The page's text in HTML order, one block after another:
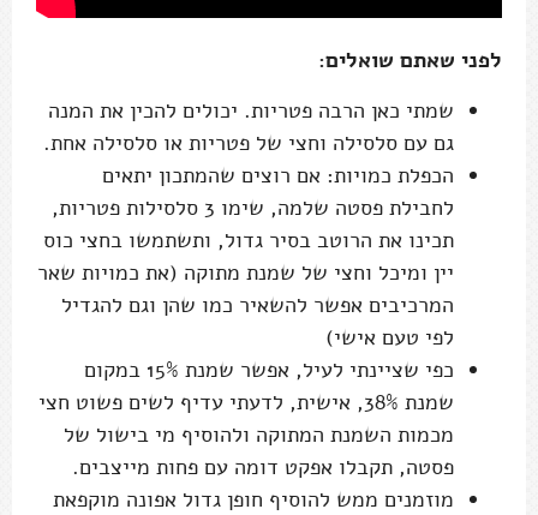
לפני שאתם שואלים:
שמתי כאן הרבה פטריות. יכולים להכין את המנה
גם עם סלסילה וחצי של פטריות או סלסילה אחת.
הכפלת כמויות: אם רוצים שהמתכון יתאים
לחבילת פסטה שלמה, שימו 3 סלסילות פטריות,
תכינו את הרוטב בסיר גדול, ותשתמשו בחצי כוס
יין ומיכל וחצי של שמנת מתוקה (את כמויות שאר
המרכיבים אפשר להשאיר כמו שהן וגם להגדיל
לפי טעם אישי)
כפי שציינתי לעיל, אפשר שמנת 15% במקום
שמנת 38%, אישית, לדעתי עדיף לשים פשוט חצי
מכמות השמנת המתוקה ולהוסיף מי בישול של
פסטה, תקבלו אפקט דומה עם פחות מייצבים.
מוזמנים ממש להוסיף חופן גדול אפונה מוקפאת